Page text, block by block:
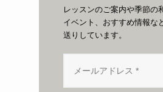
レッスンのご案内や季節の
イベント、おすすめ情報な
送りしています。